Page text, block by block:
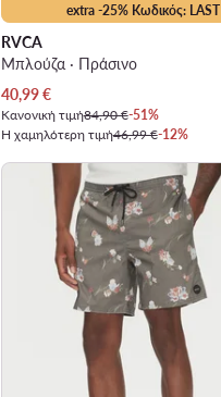
extra -25% Κωδικός: LAST
RVCA
Μπλούζα · Πράσινο
Τρέχουσα τιμή
40,99€
Κανονική τιμή84,90 €-51%
Η χαμηλότερη τιμή46,99 €-12%